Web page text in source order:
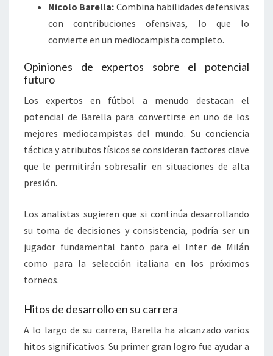
Nicolo Barella: Combina habilidades defensivas
con contribuciones ofensivas, lo que lo
convierte en un mediocampista completo.
Opiniones de expertos sobre el potencial
futuro
Los expertos en fútbol a menudo destacan el
potencial de Barella para convertirse en uno de los
mejores mediocampistas del mundo. Su conciencia
táctica y atributos físicos se consideran factores clave
que le permitirán sobresalir en situaciones de alta
presión.
Los analistas sugieren que si continúa desarrollando
su toma de decisiones y consistencia, podría ser un
jugador fundamental tanto para el Inter de Milán
como para la selección italiana en los próximos
torneos.
Hitos de desarrollo en su carrera
A lo largo de su carrera, Barella ha alcanzado varios
hitos significativos. Su primer gran logro fue ayudar a